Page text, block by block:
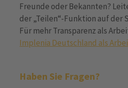
Freunde oder Bekannten?
der „Teilen“-Funktion auf der
Für mehr Transparenz als
Implenia Deutschland als
Haben Sie Fragen?